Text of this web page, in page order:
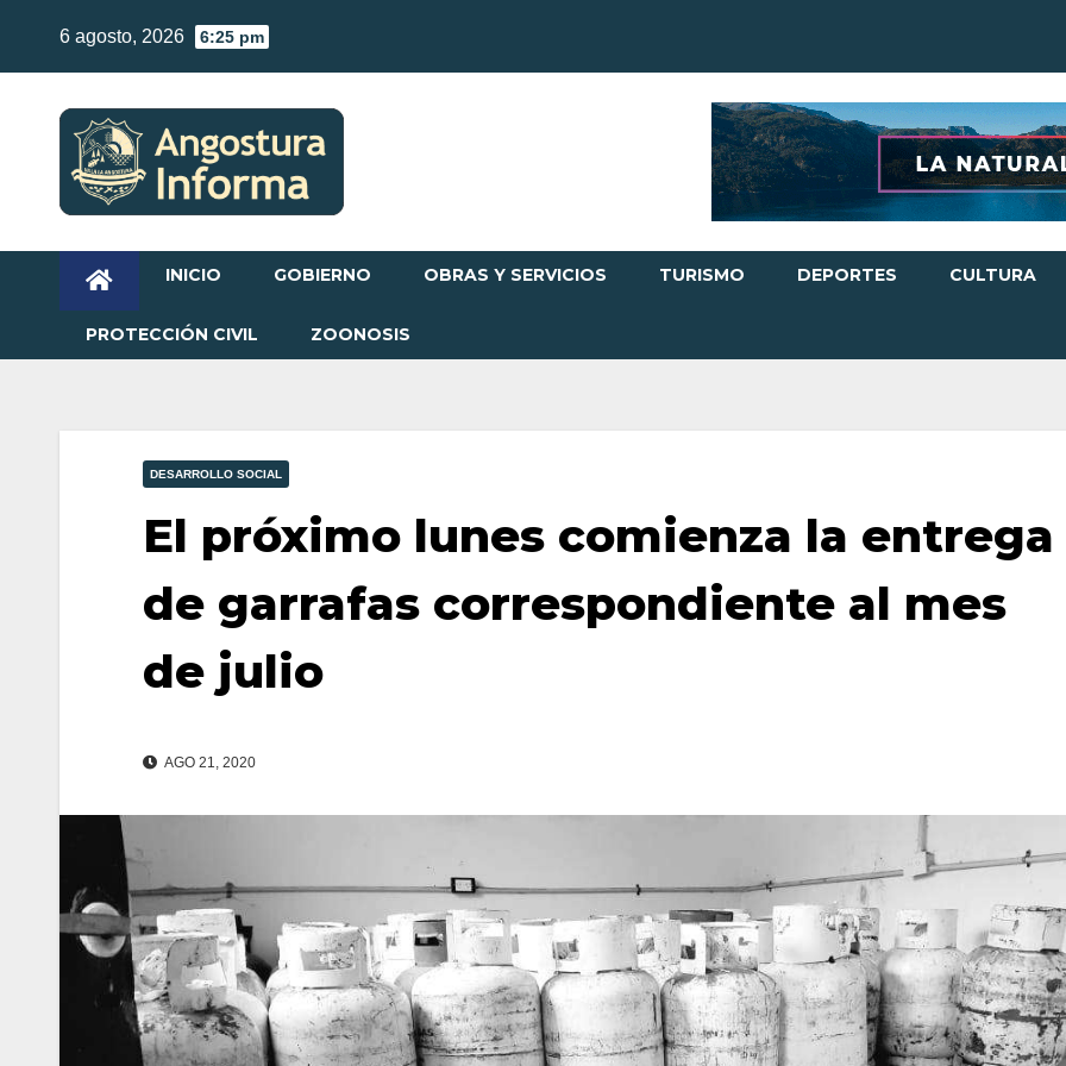
content
6 agosto, 2026 6:25 pm
INICIO GOBIERNO OBRAS Y SERVICIOS TURISMO DEPORTES CULTURA
PROTECCIÓN CIVIL ZOONOSIS
DESARROLLO SOCIAL
El próximo lunes comienza la entrega
de garrafas correspondiente al mes
de julio
AGO 21, 2020